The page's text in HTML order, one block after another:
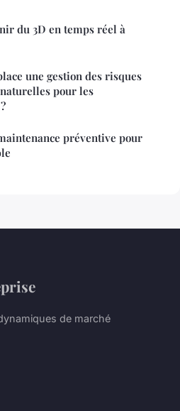
du 3D en temps réel à
une gestion des risques
pour les
préventive pour
de marché